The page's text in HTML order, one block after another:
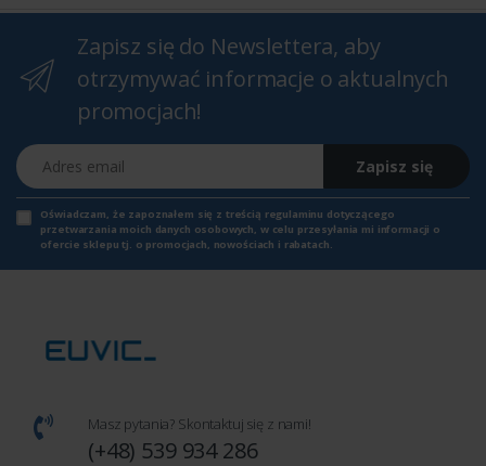
Zapisz się do Newslettera, aby
otrzymywać informacje o aktualnych
promocjach!
Adres email
Zapisz się
Oświadczam, że zapoznałem się z treścią regulaminu dotyczącego
przetwarzania moich danych osobowych, w celu przesyłania mi informacji o
ofercie sklepu tj. o promocjach, nowościach i rabatach.
Masz pytania? Skontaktuj się z nami!
(+48) 539 934 286